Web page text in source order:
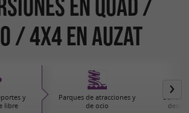
en quad /
/ 4x4 en Auzat
y
libre
Parques de atracciones y
de ocio